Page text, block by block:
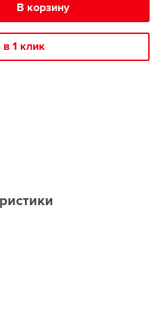
В корзину
в 1 клик